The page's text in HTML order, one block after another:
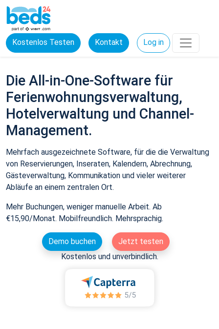
Kostenlos Testen Kontakt Log in
Die All-in-One-Software für
Ferienwohnungsverwaltung,
Hotelverwaltung und Channel-
Management.
Mehrfach ausgezeichnete Software, für die die Verwaltung
von Reservierungen, Inseraten, Kalendern, Abrechnung,
Gästeverwaltung, Kommunikation und vieler weiterer
Abläufe an einem zentralen Ort.
Mehr Buchungen, weniger manuelle Arbeit. Ab
€15,90/Monat. Mobilfreundlich. Mehrsprachig.
Demo buchen
Jetzt testen
Kostenlos und unverbindlich.